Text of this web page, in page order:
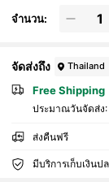
จำนวน:
จัดส่งถึง Thailand
Free Shipping
ประมาณวันจัดส่ง:
ส่งคืนฟรี